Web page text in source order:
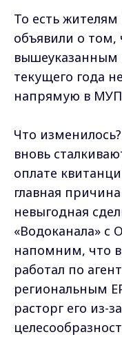
То есть
объявили о том,
вышеуказанным
текущего года
напрямую в МУП
Что
вновь
оплате
главная
невыгодная
«Водоканала» с
напомним, что в
работал по
региональным
расторг его из-